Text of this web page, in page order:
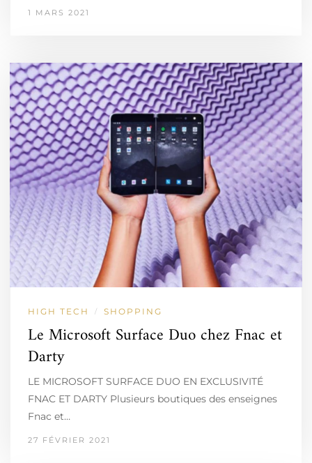
1 MARS 2021
HIGH TECH / SHOPPING
Le Microsoft Surface Duo chez Fnac et
Darty
LE MICROSOFT SURFACE DUO EN EXCLUSIVITÉ
FNAC ET DARTY Plusieurs boutiques des enseignes
Fnac et…
27 FÉVRIER 2021